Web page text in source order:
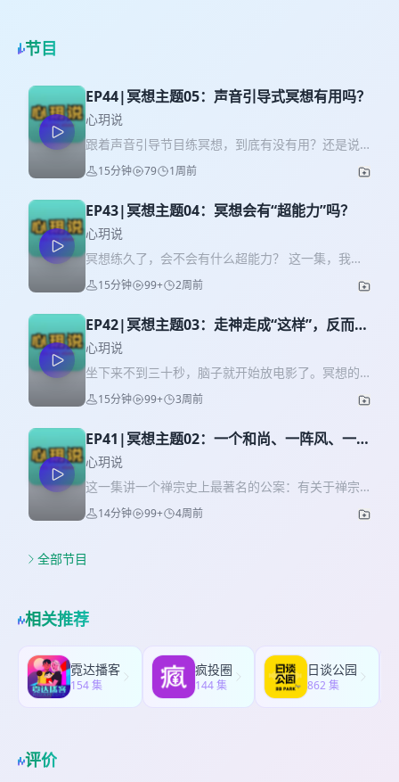
节目
EP44|冥想主题05：声音引导式冥想有用吗？
心玥说
跟着声音引导节目练冥想，到底有没有用？还是说
我应该找个老师？或者自己安静地坐着就好？ 这一
集，我们来聊聊这个每个人都会遇到的问题。你会
想和寂静冥想的区别——“辅助轮”vs“自己骑行” 声音
引导节目能给你什么？给不了你什么？ 三个问题，
帮你判断“今天我该用声音引导节目还是该自己坐”
「Timeline」 01：51 什么是引导式的冥想？ 04：
25引导式冥想的类型 05：20引导式冥想和寂静的冥
引导节目能给你什么？给不了你什么？ 11：35 三个
问题，帮你判断应该如何选择。 「关于节目」 本播
客由中国传统占星师「心玥」出品，是一档使用有
效“工具”陪你看世界，只说真话不说废话的节目。每
期一个「人生议题」探讨，不止是心灵按摩，试图
真正帮你「一起」解决点什么。 「下期提示」 下一
期，我们讲——为什么“不想”最难？如果你有有关冥
想的问题，也欢迎你联络小助理Xinyue11735，或
者在节目下面留言，说说你的想法。下期见。
15分钟 79 1周前
EP43|冥想主题04：冥想会有“超能力”吗？
心玥说
冥想练久了，会不会有什么超能力？ 这一集，我们
直面这个最敏感的话题。你会听到： 佛教经典中的
“三明六通”到底是什么？ 佛教和禅宗对神通的态度
自然体验背后，有没有可能的科学解释？ 普通人该
怎么对待“开悟”和“神通”？三条实用原则
「Timeline」 01：24 佛经中对神通的说明、分
类。 03：45 佛教对神通的态度——承认存在，但不
建议追求。 07：50 科学对神通的一些解释。 11：
考。 「关于节目」 本播客由中国传统占星师「心
玥」出品，是一档使用有效“工具”陪你看世界，只说
真话不说废话的节目。每期一个「人生议题」探
讨，不止是心灵按摩，试图真正帮你「一起」解决
点什么。 「下期提示」 下一期，我们讲——跟着
15分钟 99+ 2周前
EP42|冥想主题03：走神走成“这样”，反而对
了？
心玥说
坐下来不到三十秒，脑子就开始放电影了。冥想的
时候总是走神，是不是我哪里做错了？ 这一集，我
们来聊聊冥想中每个人都会遇到的困惑——走神。
可能会让你松一口气） 锚不只是呼吸——不同传统
用不同方式“抛锚” 大多数人误解走神的那个瞬间
——“发现自己走神”不是失败，是成功 每一次“把走
神拉回来”，到底在练什么？ 一个水瓶的比喻：为什
么“什么都不做”反而是最快的方法？ 「Timeline」
的 「关于节目」 本播客由中国传统占星师「心玥」
不说废话的节目。每期一个「人生议题」探讨，不
止是心灵按摩，试图真正帮你「一起」解决点什
么。 「下期提示」 下一期，我们讲——冥想练久
了，会不会有“超能力”；和一个理性的人怎么看待开
15分钟 99+ 3周前
EP41|冥想主题02：一个和尚、一阵风、一团
火
心玥说
这一集讲一个禅宗史上最著名的公案：有关于禅宗
二祖——慧可和师傅达摩的故事。 在这个故事里，
我讲了慧可大师经历了什么样的身心困顿；达摩做
正途。 「Timeline」 01:15 慧可的故事开始。
02:50 嵩山少林寺后山的菩提达摩。 03:45 立雪断
臂。 07:35 “寻心了不可得”“我与汝安心竟” 09:00 那
个内心不安的缘由 11:40 不追寻就是不安的“解药”
「关于节目」 本播客由中国传统占星师「心玥」出
品，是一档使用有效“工具”陪你看世界，只说真话不
14分钟 99+ 4周前
全部节目
相关推荐
霓达播客
154 集
疯投圈
144 集
日谈公园
862 集
评价